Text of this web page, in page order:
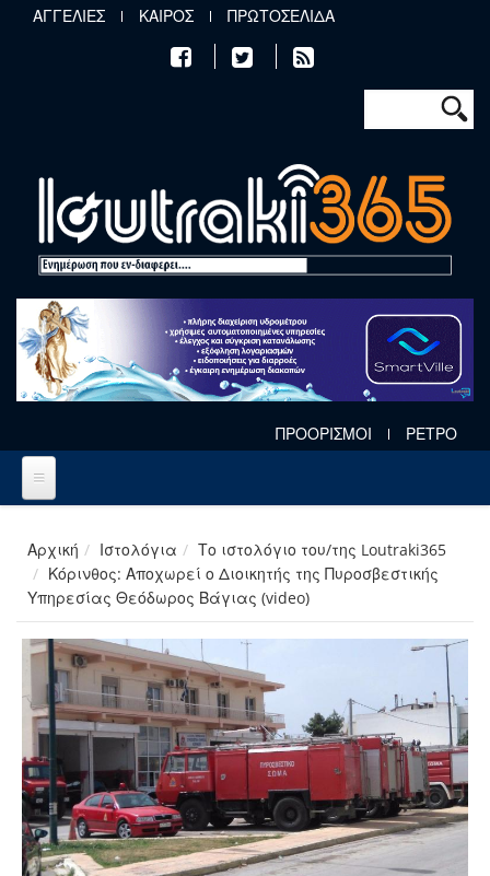
Παράκαμψη προς το κυρίως περιεχόμενο
ΑΓΓΕΛΙΕΣ ΚΑΙΡΟΣ ΠΡΩΤΟΣΕΛΙΔΑ
Φόρμα
Αναζήτηση
ΠΡΟΟΡΙΣΜΟΙ ΡΕΤΡΟ
Αρχική Ιστολόγια
Το ιστολόγιο του/της Loutraki365
Κόρινθος: Αποχωρεί ο Διοικητής της Πυροσβεστικής
Υπηρεσίας Θεόδωρος Βάγιας (video)